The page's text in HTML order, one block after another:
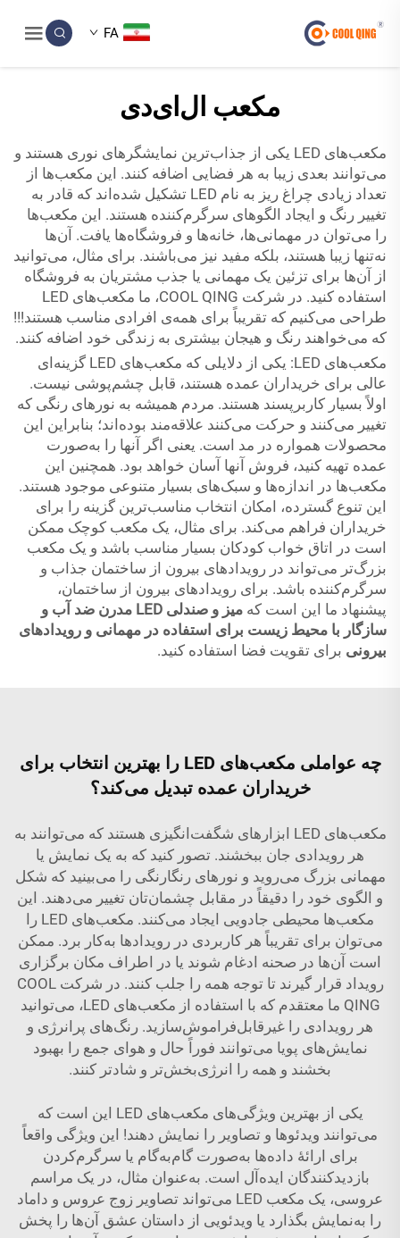
FA
مکعب ال‌ای‌دی
مکعب‌های LED یکی از جذاب‌ترین نمایشگرهای نوری هستند و
می‌توانند بعدی زیبا به هر فضایی اضافه کنند. این مکعب‌ها از
تعداد زیادی چراغ ریز به نام LED تشکیل شده‌اند که قادر به
تغییر رنگ و ایجاد الگوهای سرگرم‌کننده هستند. این مکعب‌ها
را می‌توان در مهمانی‌ها، خانه‌ها و فروشگاه‌ها یافت. آن‌ها
نه‌تنها زیبا هستند، بلکه مفید نیز می‌باشند. برای مثال، می‌توانید
از آن‌ها برای تزئین یک مهمانی یا جذب مشتریان به فروشگاه
استفاده کنید. در شرکت COOL QING، ما مکعب‌های LED
طراحی می‌کنیم که تقریباً برای همه‌ی افرادی مناسب هستند!!!
که می‌خواهند رنگ و هیجان بیشتری به زندگی خود اضافه کنند.
مکعب‌های LED: یکی از دلایلی که مکعب‌های LED گزینه‌ای
عالی برای خریداران عمده هستند، قابل چشم‌پوشی نیست.
اولاً بسیار کاربرپسند هستند. مردم همیشه به نورهای رنگی که
تغییر می‌کنند و حرکت می‌کنند علاقه‌مند بوده‌اند؛ بنابراین این
محصولات همواره در مد است. یعنی اگر آنها را به‌صورت
عمده تهیه کنید، فروش آنها آسان خواهد بود. همچنین این
مکعب‌ها در اندازه‌ها و سبک‌های بسیار متنوعی موجود هستند.
این تنوع گسترده، امکان انتخاب مناسب‌ترین گزینه را برای
خریداران فراهم می‌کند. برای مثال، یک مکعب کوچک ممکن
است در اتاق خواب کودکان بسیار مناسب باشد و یک مکعب
بزرگ‌تر می‌تواند در رویدادهای بیرون از ساختمان جذاب و
سرگرم‌کننده باشد. برای رویدادهای بیرون از ساختمان،
پیشنهاد ما این است که
میز و صندلی LED مدرن ضد آب و
سازگار با محیط زیست برای استفاده در مهمانی و رویدادهای
بیرونی برای تقویت فضا استفاده کنید.
چه عواملی مکعب‌های LED را بهترین انتخاب برای
خریداران عمده تبدیل می‌کند؟
مکعب‌های LED ابزارهای شگفت‌انگیزی هستند که می‌توانند به
هر رویدادی جان ببخشند. تصور کنید که به یک نمایش یا
مهمانی بزرگ می‌روید و نورهای رنگارنگی را می‌بینید که شکل
و الگوی خود را دقیقاً در مقابل چشمان‌تان تغییر می‌دهند. این
مکعب‌ها محیطی جادویی ایجاد می‌کنند. مکعب‌های LED را
می‌توان برای تقریباً هر کاربردی در رویدادها به‌کار برد. ممکن
است آن‌ها در صحنه ادغام شوند یا در اطراف مکان برگزاری
رویداد قرار گیرند تا توجه همه را جلب کنند. در شرکت COOL
QING ما معتقدم که با استفاده از مکعب‌های LED، می‌توانید
هر رویدادی را غیرقابل‌فراموش‌سازید. رنگ‌های پرانرژی و
نمایش‌های پویا می‌توانند فوراً حال و هوای جمع را بهبود
بخشند و همه را انرژی‌بخش‌تر و شادتر کنند.
یکی از بهترین ویژگی‌های مکعب‌های LED این است که
می‌توانند ویدئوها و تصاویر را نمایش دهند! این ویژگی واقعاً
برای ارائهٔ داده‌ها به‌صورت گام‌به‌گام یا سرگرم‌کردن
بازدیدکنندگان ایده‌آل است. به‌عنوان مثال، در یک مراسم
عروسی، یک مکعب LED می‌تواند تصاویر زوج عروس و داماد
را به‌نمایش بگذارد یا ویدئویی از داستان عشق آن‌ها را پخش